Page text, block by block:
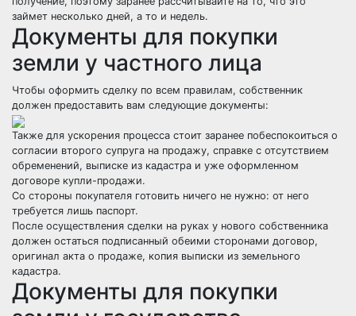
займет несколько дней, а то и недель.
Документы для покупки
земли у частного лица
Чтобы оформить сделку по всем правилам, собственник
должен предоставить вам следующие документы:
Также для ускорения процесса стоит заранее побеспокоиться о
согласии второго супруга на продажу, справке с отсутствием
обременений, выписке из кадастра и уже оформленном
договоре купли-продажи.
Со стороны покупателя готовить ничего не нужно: от него
требуется лишь паспорт.
После осуществления сделки на руках у нового собственника
должен остаться подписанный обеими сторонами договор,
оригинал акта о продаже, копия выписки из земельного
кадастра.
Документы для покупки